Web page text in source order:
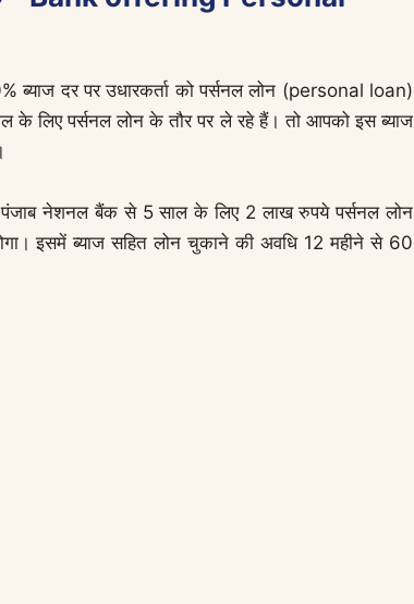
दर पर उधारकर्ता को पर्सनल लोन (personal loan)
के लिए पर्सनल लोन के तौर पर ले रहे हैं। तो आपको इस ब्याज
नेशनल बैंक से 5 साल के लिए 2 लाख रुपये पर्सनल लोन
इसमें ब्याज सहित लोन चुकाने की अवधि 12 महीने से 60